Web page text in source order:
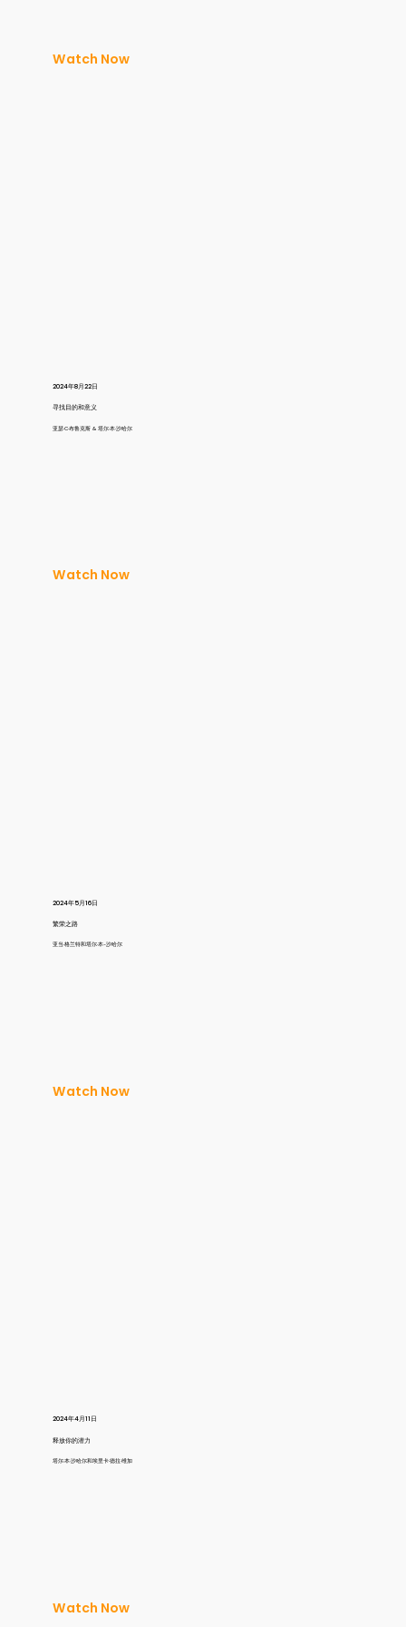
Watch Now
2024年8月22日
寻找目的和意义
亚瑟·C·布鲁克斯 & 塔尔·本·沙哈尔
Watch Now
2024年5月16日
繁荣之路
亚当·格兰特和塔尔·本-沙哈尔
Watch Now
2024年4月11日
释放你的潜力
塔尔·本·沙哈尔和埃里卡·德拉·维加
Watch Now